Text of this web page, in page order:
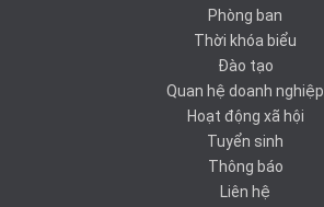
Phòng ban
Thời khóa biểu
Đào tạo
Quan hệ doanh nghiệp
Hoạt động xã hội
Tuyển sinh
Thông báo
Liên hệ